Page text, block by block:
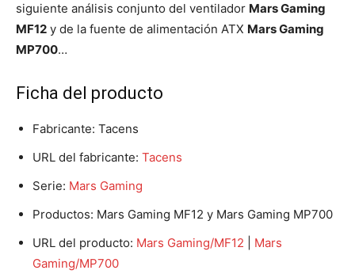
siguiente análisis conjunto del ventilador Mars Gaming
MF12 y de la fuente de alimentación ATX Mars Gaming
MP700…
Ficha del producto
Fabricante: Tacens
URL del fabricante: Tacens
Serie: Mars Gaming
Productos: Mars Gaming MF12 y Mars Gaming MP700
URL del producto: Mars Gaming/MF12
Mars
Gaming/MP700